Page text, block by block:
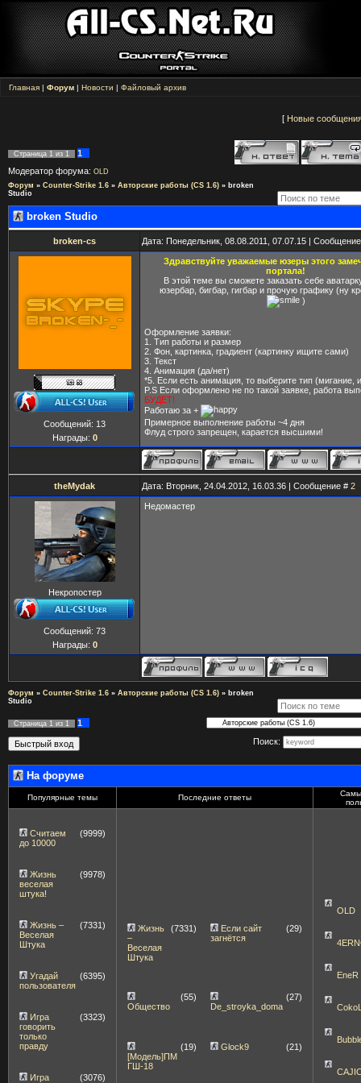
Главная | Форум | Новости | Файловый архив
[ Новые
Страница 1 из 1
1
Модератор форума: OLD
Форум » Counter-Strike 1.6 » Авторские работы (CS 1.6) » broken
Studio
broken Studio
broken-cs Дата: Понедельник, 08.08.2011, 07.07.15 |
Сообщений: 13
Награды: 0
Здравствуйте уважаемые юзеры этого
портала!
В этой теме вы сможете заказать себе
юзербар, бигбар, гигбар и прочую графику (ну
)
Оформление заявки:
1. Тип работы и размер
2. Фон, картинка, градиент (картинку ищите сами)
3. Текст
4. Анимация (да/нет)
*5. Если есть анимация, то выберите тип (мигание,
P.S Если оформлено не по такой заявке, работа
БУДЕТ!
Работаю за +
Примерное выполнение работы ~4 дня
Флуд строго запрещен, карается высшими!
theMydak Дата: Вторник, 24.04.2012, 16.03.36 | Сообщение # 2
Некропостер
Сообщений: 73
Награды: 0
Недомастер
Форум » Counter-Strike 1.6 » Авторские работы (CS 1.6) » broken
Studio
Страница 1 из 1
1
Поиск:
На форуме
Популярные темы Последние ответы
Считаем
до 10000
(9999)
Жизнь
веселая
штука!
(9978)
Жизнь –
Веселая
Штука
(7331)
Угадай
пользователя
(6395)
Игра
говорить
только
правду
(3323)
Игра
(3076)
Жизнь
–
Веселая
Штука
(7331)
Если сайт
загнётся
(29)
Общество
(55)
De_stroyka_doma
(27)
[Модель]ПМ
ГШ-18
(19) Glock9 (21)
OLD
EneR